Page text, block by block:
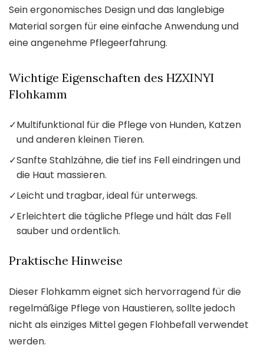
Sein ergonomisches Design und das langlebige
Material sorgen für eine einfache Anwendung und
eine angenehme Pflegeerfahrung.
Wichtige Eigenschaften des HZXINYI
Flohkamm
✓Multifunktional für die Pflege von Hunden, Katzen
und anderen kleinen Tieren.
✓Sanfte Stahlzähne, die tief ins Fell eindringen und
die Haut massieren.
✓Leicht und tragbar, ideal für unterwegs.
✓Erleichtert die tägliche Pflege und hält das Fell
sauber und ordentlich.
Praktische Hinweise
Dieser Flohkamm eignet sich hervorragend für die
regelmäßige Pflege von Haustieren, sollte jedoch
nicht als einziges Mittel gegen Flohbefall verwendet
werden.